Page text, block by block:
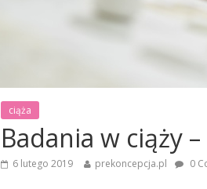
ciąża
Badania w ciąży
6 lutego 2019 prekoncepcja.pl 0